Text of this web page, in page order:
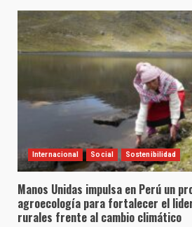
Internacional Social Sostenibilidad
Manos Unidas impulsa en Perú un
agroecología para fortalecer el
rurales frente al cambio climático